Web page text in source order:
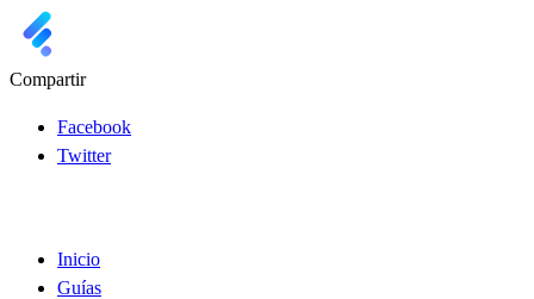
Compartir
Facebook
Twitter
Inicio
Guías